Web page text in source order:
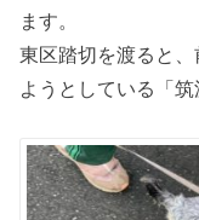
ます。
東区踏切を渡ると
ようとしている「筑